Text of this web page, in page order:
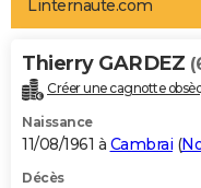
Art de vivre
Bien-être
Loisirs
Mode
Modes de vie
Alimentation
Guide de la santé
Maladies
Médicaments
Sommeil
VOYAGE
Destinations
City break
Voyage nature
Voyage de noces
Forum
Climat
+PHOTO
GUIDES D'ACHAT
Linternaute.com
Thierry GARDEZ
Créer une cagnotte
Naissance
11/08/1961 à Cambrai (
Décès